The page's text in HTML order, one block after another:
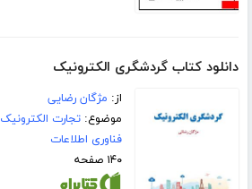
دانلود کتاب گردشگری الکترونیک
از: مژگان رضایی
موضوع:تجارت الکترونیک
فناوری اطلاعات
۱۴۰ صفحه